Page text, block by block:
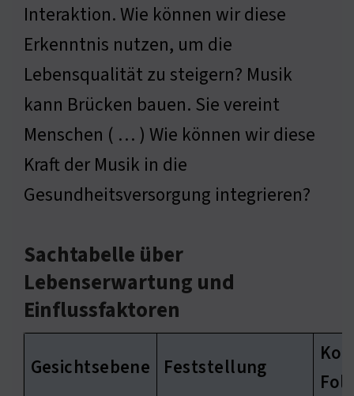
Interaktion. Wie können wir diese
Erkenntnis nutzen, um die
Lebensqualität zu steigern? Musik
kann Brücken bauen. Sie vereint
Menschen ( … ) Wie können wir diese
Kraft der Musik in die
Gesundheitsversorgung integrieren?
Sachtabelle über
Lebenserwartung und
Einflussfaktoren
Gesichtsebene Feststellung